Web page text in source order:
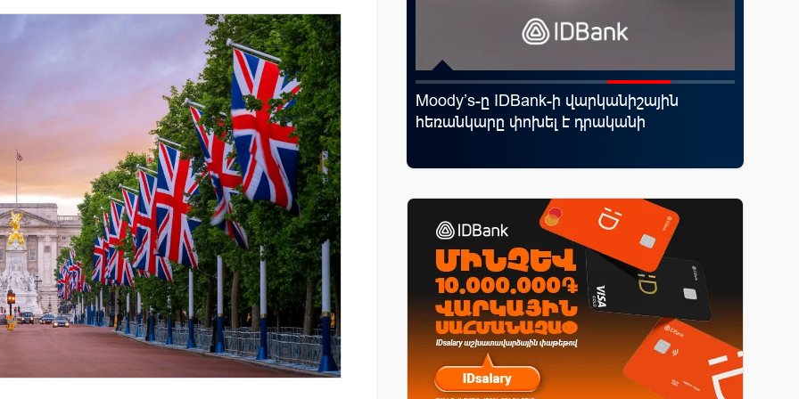
են
Ֆասթ Բանկը Սևան Ստարտափ
Սամմիթին ներկայացրել է իր
պրոդուկտներն ու քարտային
առաջարկները
Moody’s-ը IDBank-ի վարկանիշային
հեռանկարը փոխել է դրականի